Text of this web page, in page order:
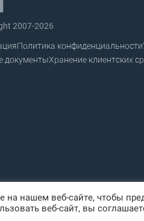
2007-2026
Политика конфиденциальности
документыХранение клиентских
нашем веб-сайте, чтобы
веб-сайт, вы